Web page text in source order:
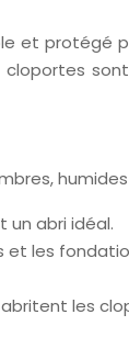
et
un abri idéal.
et les
les